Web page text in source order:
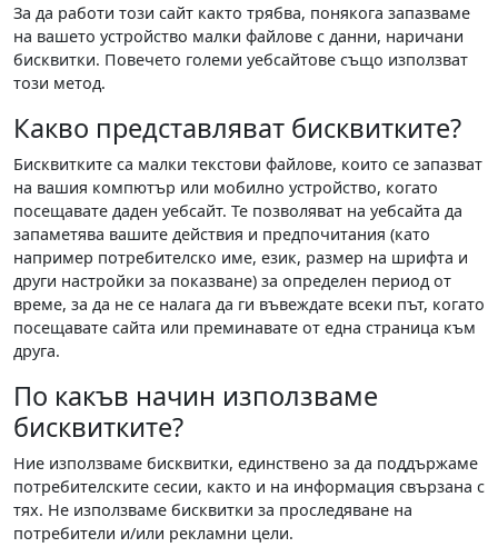
За да работи този сайт както трябва, понякога запазваме
на вашето устройство малки файлове с данни, наричани
бисквитки. Повечето големи уебсайтове също използват
този метод.
Какво представляват бисквитките?
Бисквитките са малки текстови файлове, които се запазват
на вашия компютър или мобилно устройство, когато
посещавате даден уебсайт. Те позволяват на уебсайта да
запаметява вашите действия и предпочитания (като
например потребителско име, език, размер на шрифта и
други настройки за показване) за определен период от
време, за да не се налага да ги въвеждате всеки път, когато
посещавате сайта или преминавате от една страница към
друга.
По какъв начин използваме
бисквитките?
Ние използваме бисквитки, единствено за да поддържаме
потребителските сесии, както и на информация свързана с
тях. Не използваме бисквитки за проследяване на
потребители и/или рекламни цели.